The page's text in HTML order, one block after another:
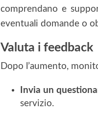
comprendano e
eventuali domande o
Valuta i feedback
Dopo l’aumento,
Invia un
servizio.